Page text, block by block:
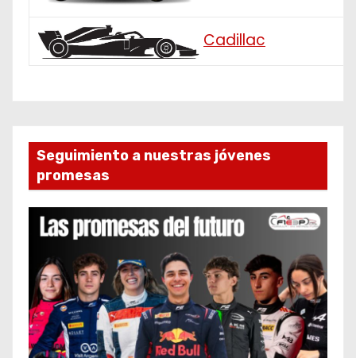
Cadillac
Seguimiento a nuestras jóvenes
promesas